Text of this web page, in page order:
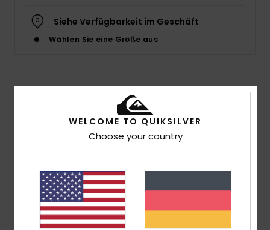
Siehe Verfügbarkeit im Geschäft
Wählen Sie eine Größe aus
Details & Funktionen
Männer Schwarz T-Shirt
EQYZT08031 Farbcodekvj0
Funktionen
Stoff:Baumwollstoff [160 g/m2]
Färbung:Batik
Passform:übergroße Passform
WELCOME TO QUIKSILVER
Choose your country